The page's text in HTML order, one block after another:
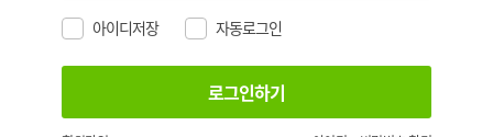
아이디저장 자동로그인